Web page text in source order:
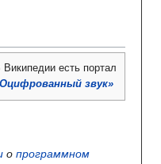
Википедии есть портал
звук»
о программном